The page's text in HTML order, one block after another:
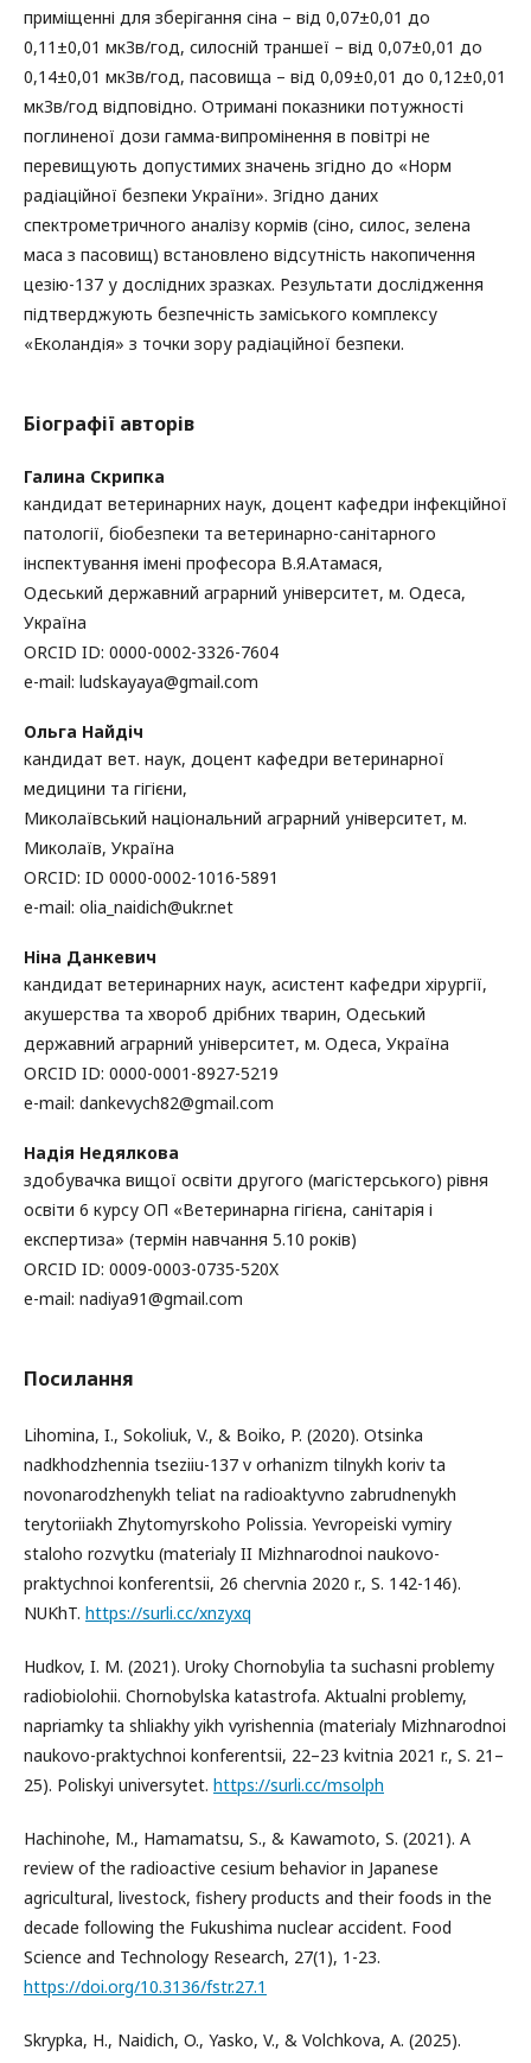
приміщенні для зберігання сіна – від 0,07±0,01 до
0,11±0,01 мкЗв/год, силосній траншеї – від 0,07±0,01 до
0,14±0,01 мкЗв/год, пасовища – від 0,09±0,01 до 0,12±0,01
мкЗв/год відповідно. Отримані показники потужності
поглиненої дози гамма-випромінення в повітрі не
перевищують допустимих значень згідно до «Норм
радіаційної безпеки України». Згідно даних
спектрометричного аналізу кормів (сіно, силос, зелена
маса з пасовищ) встановлено відсутність накопичення
цезію-137 у дослідних зразках. Результати дослідження
підтверджують безпечність заміського комплексу
«Еколандія» з точки зору радіаційної безпеки.
Біографії авторів
Галина Скрипка
кандидат ветеринарних наук, доцент кафедри інфекційної
патології, біобезпеки та ветеринарно-санітарного
інспектування імені професора В.Я.Атамася,
Одеський державний аграрний університет, м. Одеса,
Україна
ORCID ID: 0000-0002-3326-7604
е-mail: ludskayaya@gmail.com
Ольга Найдіч
кандидат вет. наук, доцент кафедри ветеринарної
медицини та гігієни,
Миколаївський національний аграрний університет, м.
Миколаїв, Україна
ORCID: ID 0000-0002-1016-5891
e-mail: olia_naidich@ukr.net
Ніна Данкевич
кандидат ветеринарних наук, асистент кафедри хірургії,
акушерства та хвороб дрібних тварин, Одеський
державний аграрний університет, м. Одеса, Україна
ORCID ID: 0000-0001-8927-5219
е-mail: dankevych82@gmail.com
Надія Недялкова
здобувачка вищої освіти другого (магістерського) рівня
освіти 6 курсу ОП «Ветеринарна гігієна, санітарія і
експертиза» (термін навчання 5.10 років)
ORCID ID: 0009-0003-0735-520X
е-mail: nadiya91@gmail.com
Посилання
Lihomina, I., Sokoliuk, V., & Boiko, P. (2020). Otsinka
nadkhodzhennia tseziiu-137 v orhanizm tilnykh koriv ta
novonarodzhenykh teliat na radioaktyvno zabrudnenykh
terytoriiakh Zhytomyrskoho Polissia. Yevropeiski vymiry
staloho rozvytku (materialy II Mizhnarodnoi naukovo-
praktychnoi konferentsii, 26 chervnia 2020 r., S. 142-146).
NUKhT. https://surli.cc/xnzyxq
Hudkov, I. M. (2021). Uroky Chornobylia ta suchasni problemy
radiobiolohii. Chornobylska katastrofa. Aktualni problemy,
napriamky ta shliakhy yikh vyrishennia (materialy Mizhnarodnoi
naukovo-praktychnoi konferentsii, 22–23 kvitnia 2021 r., S. 21–
25). Poliskyi universytet. https://surli.cc/msolph
Hachinohe, M., Hamamatsu, S., & Kawamoto, S. (2021). A
review of the radioactive cesium behavior in Japanese
agricultural, livestock, fishery products and their foods in the
decade following the Fukushima nuclear accident. Food
Science and Technology Research, 27(1), 1-23.
https://doi.org/10.3136/fstr.27.1
Skrypka, H., Naidich, O., Yasko, V., & Volchkova, A. (2025).